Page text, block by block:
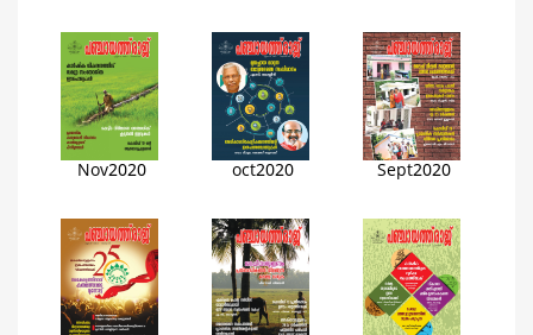
Nov2020 oct2020 Sept2020